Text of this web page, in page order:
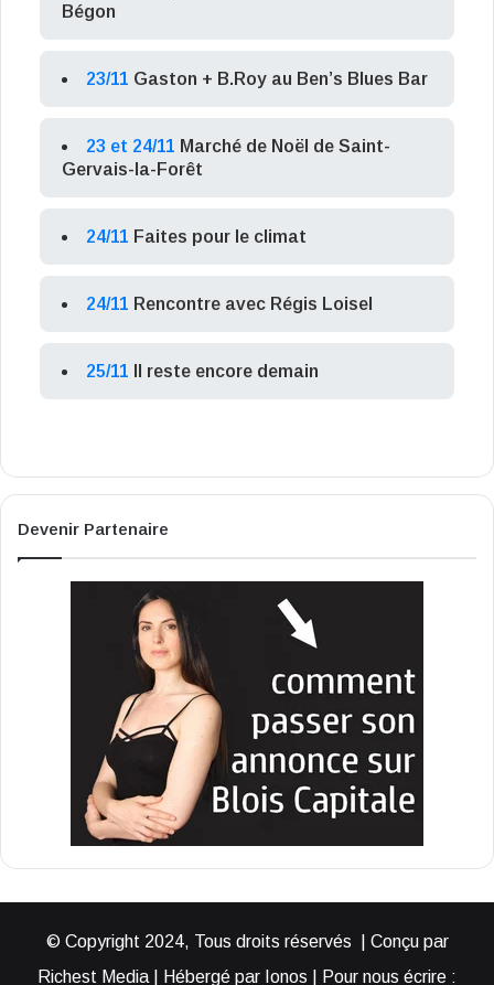
Bégon
23/11 Gaston + B.Roy au Ben’s Blues Bar
23 et 24/11 Marché de Noël de Saint-
Gervais-la-Forêt
24/11 Faites pour le climat
24/11 Rencontre avec Régis Loisel
25/11 Il reste encore demain
Devenir Partenaire
© Copyright 2024, Tous droits réservés | Conçu par
Richest Media | Hébergé par Ionos | Pour nous écrire :